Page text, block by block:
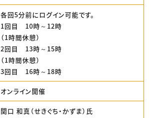
各回5分前にログイン可能です。
1回目 10時～12時
（1時間休憩）
2回目 13時～15時
（1時間休憩）
3回目 16時～18時
オンライン開催
関口 和真（せきぐち・かずま）氏